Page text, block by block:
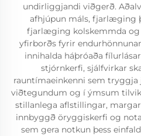
undirliggjandi viðgerð.
afhjúpun máls, fjarlæging
fjarlæging kolskemmda
yfirborðs fyrir
innihalda háþróaða
stjórnkerfi, sjálfvirkar
rauntímaeinkenni sem
viðtegundum og í ýmsum
stillanlega aflstillingar,
innbyggð öryggiskerfi og
sem gera notkun þess